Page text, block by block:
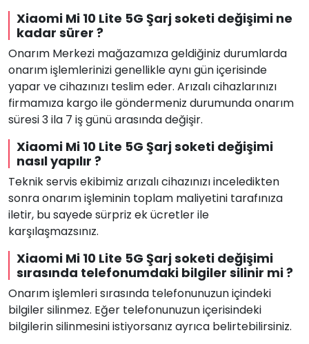
Xiaomi Mi 10 Lite 5G Şarj soketi değişimi ne
kadar sürer ?
Onarım Merkezi mağazamıza geldiğiniz durumlarda
onarım işlemlerinizi genellikle aynı gün içerisinde
yapar ve cihazınızı teslim eder. Arızalı cihazlarınızı
firmamıza kargo ile göndermeniz durumunda onarım
süresi 3 ila 7 iş günü arasında değişir.
Xiaomi Mi 10 Lite 5G Şarj soketi değişimi
nasıl yapılır ?
Teknik servis ekibimiz arızalı cihazınızı inceledikten
sonra onarım işleminin toplam maliyetini tarafınıza
iletir, bu sayede sürpriz ek ücretler ile
karşılaşmazsınız.
Xiaomi Mi 10 Lite 5G Şarj soketi değişimi
sırasında telefonumdaki bilgiler silinir mi ?
Onarım işlemleri sırasında telefonunuzun içindeki
bilgiler silinmez. Eğer telefonunuzun içerisindeki
bilgilerin silinmesini istiyorsanız ayrıca belirtebilirsiniz.